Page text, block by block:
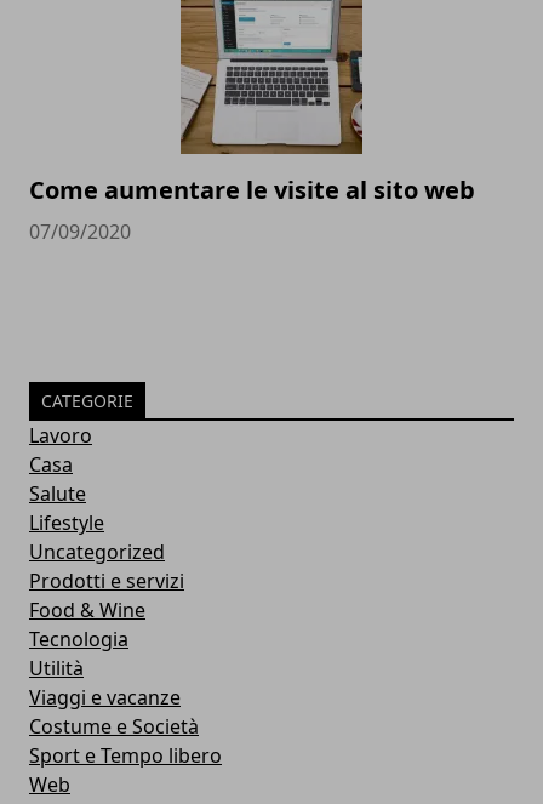
Come aumentare le visite al sito web
07/09/2020
CATEGORIE
Lavoro
Casa
Salute
Lifestyle
Uncategorized
Prodotti e servizi
Food & Wine
Tecnologia
Utilità
Viaggi e vacanze
Costume e Società
Sport e Tempo libero
Web